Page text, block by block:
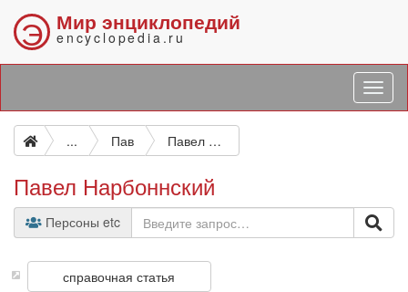
Э Мир энциклопедий
encyclopedia.ru
... Пав Павел Нарбоннский
Павел Нарбоннский
Персоны etc
справочная статья